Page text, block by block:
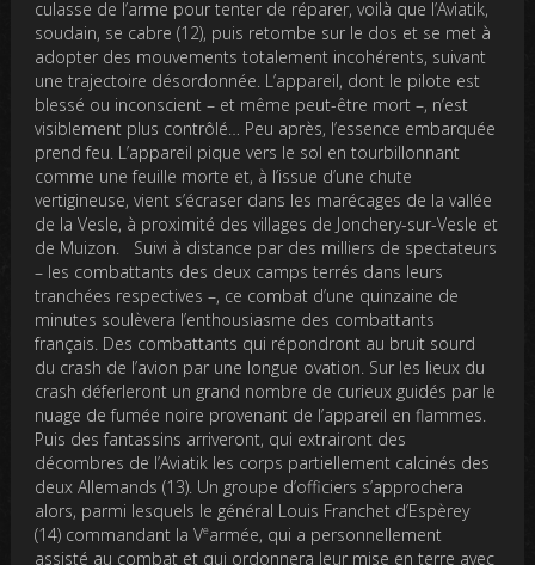
culasse de l’arme pour tenter de réparer, voilà que l’Aviatik,
soudain, se cabre (12), puis retombe sur le dos et se met à
adopter des mouvements totalement incohérents, suivant
une trajectoire désordonnée. L’appareil, dont le pilote est
blessé ou inconscient – et même peut-être mort –, n’est
visiblement plus contrôlé… Peu après, l’essence embarquée
prend feu. L’appareil pique vers le sol en tourbillonnant
comme une feuille morte et, à l’issue d’une chute
vertigineuse, vient s’écraser dans les marécages de la vallée
de la Vesle, à proximité des villages de Jonchery-sur-Vesle et
de Muizon. Suivi à distance par des milliers de spectateurs
– les combattants des deux camps terrés dans leurs
tranchées respectives –, ce combat d’une quinzaine de
minutes soulèvera l’enthousiasme des combattants
français. Des combattants qui répondront au bruit sourd
du crash de l’avion par une longue ovation. Sur les lieux du
crash déferleront un grand nombre de curieux guidés par le
nuage de fumée noire provenant de l’appareil en flammes.
Puis des fantassins arriveront, qui extrairont des
décombres de l’Aviatik les corps partiellement calcinés des
deux Allemands (13). Un groupe d’officiers s’approchera
alors, parmi lesquels le général Louis Franchet d’Espèrey
(14) commandant la Vearmée, qui a personnellement
assisté au combat et qui ordonnera leur mise en terre avec